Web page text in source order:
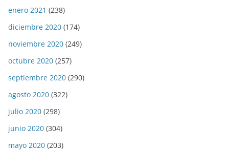
enero 2021 (238)
diciembre 2020 (174)
noviembre 2020 (249)
octubre 2020 (257)
septiembre 2020 (290)
agosto 2020 (322)
julio 2020 (298)
junio 2020 (304)
mayo 2020 (203)